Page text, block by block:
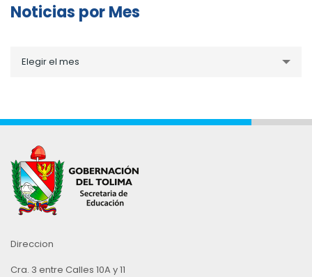
Noticias por Mes
porElegir el mes
Direccion
Cra. 3 entre Calles 10A y 11